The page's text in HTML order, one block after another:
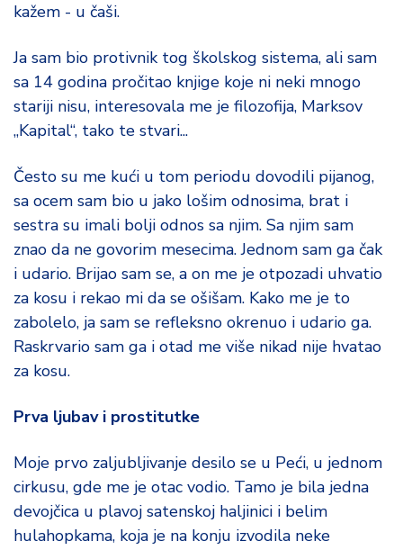
kažem - u čaši.
Ja sam bio protivnik tog školskog sistema, ali sam
sa 14 godina pročitao knjige koje ni neki mnogo
stariji nisu, interesovala me je filozofija, Marksov
„Kapital“, tako te stvari...
Često su me kući u tom periodu dovodili pijanog,
sa ocem sam bio u jako lošim odnosima, brat i
sestra su imali bolji odnos sa njim. Sa njim sam
znao da ne govorim mesecima. Jednom sam ga čak
i udario. Brijao sam se, a on me je otpozadi uhvatio
za kosu i rekao mi da se ošišam. Kako me je to
zabolelo, ja sam se refleksno okrenuo i udario ga.
Raskrvario sam ga i otad me više nikad nije hvatao
za kosu.
Prva ljubav i prostitutke
Moje prvo zaljubljivanje desilo se u Peći, u jednom
cirkusu, gde me je otac vodio. Tamo je bila jedna
devojčica u plavoj satenskoj haljinici i belim
hulahopkama, koja je na konju izvodila neke